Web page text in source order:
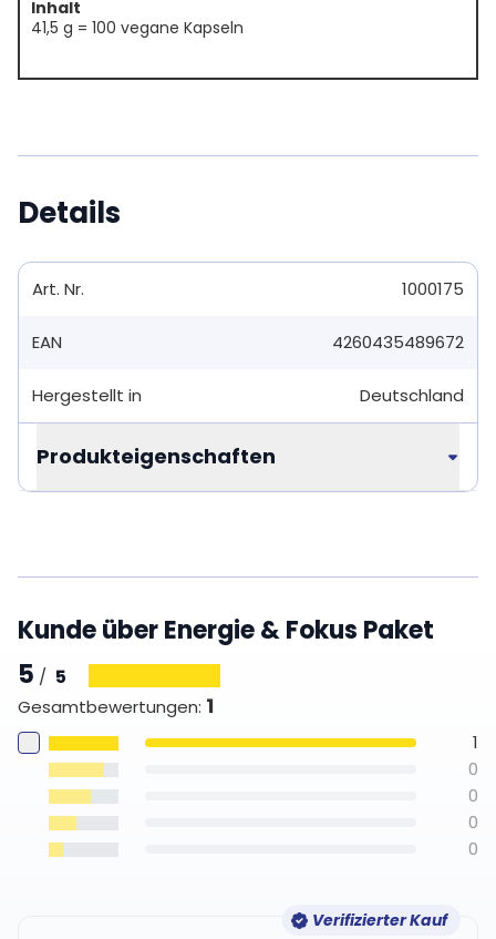
Inhalt
41,5 g = 100 vegane Kapseln
Details
Art. Nr. 1000175
EAN 4260435489672
Hergestellt in Deutschland
Produkteigenschaften
Kunde über Energie & Fokus Paket
5 / 5
Gesamtbewertungen: 1
1
0
0
0
0
Verifizierter Kauf